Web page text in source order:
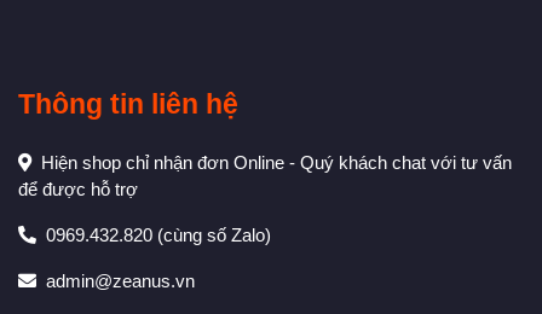
Thông tin liên hệ
Hiện shop chỉ nhận đơn Online - Quý khách chat với tư vấn
để được hỗ trợ
0969.432.820 (cùng số Zalo)
admin@zeanus.vn